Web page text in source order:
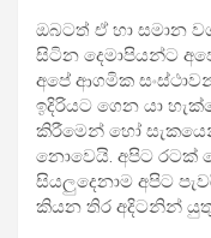
ඔබටත් ඒ හා සමාන
සිටින දෙමාපියන්ට
අපේ ආගමික
ඉදිරියට ගෙන යා
කිරීමෙන් හෝ
නොවෙයි. අපිට රටක්
සියලුදෙනාම අපිට
කියන තිර අදිටනින්